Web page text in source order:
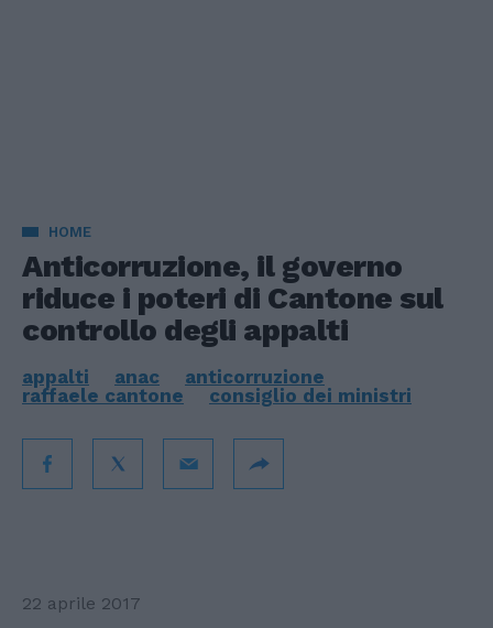
HOME
Anticorruzione, il governo
riduce i poteri di Cantone sul
controllo degli appalti
appalti anac
anticorruzione
raffaele cantone
consiglio dei ministri
22 aprile 2017